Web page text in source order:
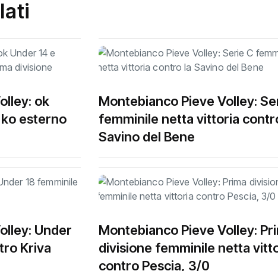
ok
ko esterno
Montebianco Pieve Volley:
femminile netta vittoria
Savino del Bene
Under
Kriva
Montebianco Pieve Volley:
divisione femminile netta
contro Pescia, 3/0